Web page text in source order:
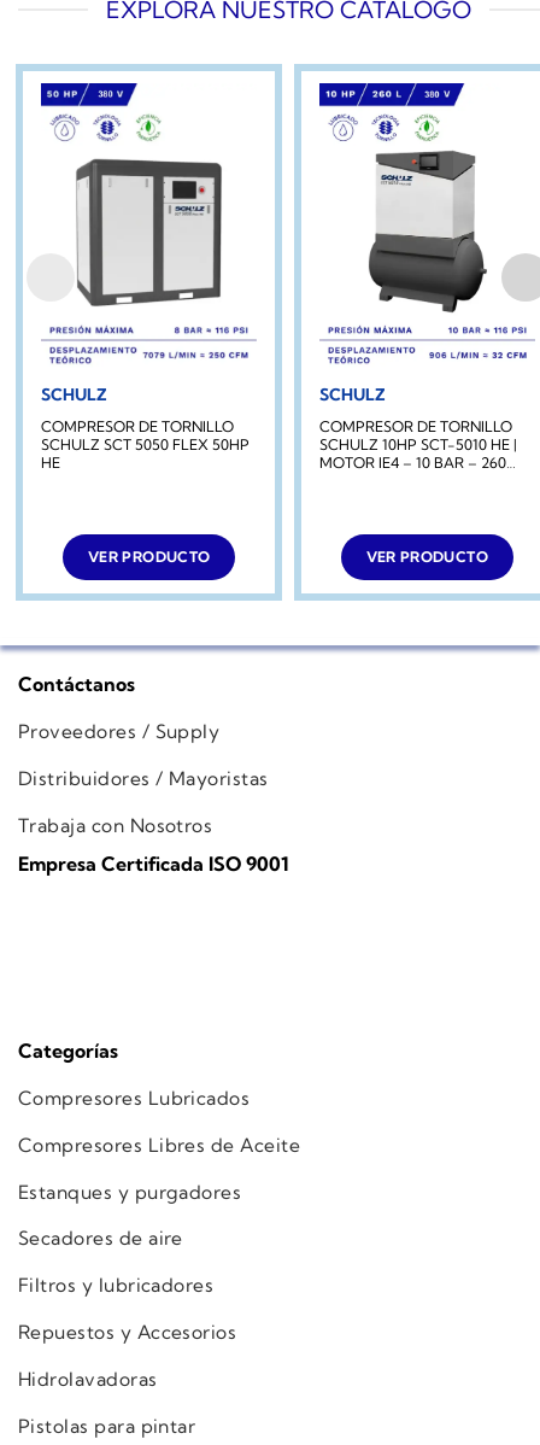
EXPLORA NUESTRO CATÁLOGO
SCHULZ
COMPRESOR DE TORNILLO
SCHULZ SCT 5050 FLEX 50HP
HE
VER PRODUCTO
SCHULZ
COMPRESOR DE TORNILLO
SCHULZ 10HP SCT-5010 HE |
MOTOR IE4 – 10 BAR – 260
VER PRODUCTO
Categorías
Compresores Lubricados
Compresores Libres de Aceite
Estanques y purgadores
Secadores de aire
Filtros y lubricadores
Repuestos y Accesorios
Hidrolavadoras
Pistolas para pintar
Contáctanos
Proveedores / Supply
Distribuidores / Mayoristas
Trabaja con Nosotros
Empresa Certificada ISO 9001